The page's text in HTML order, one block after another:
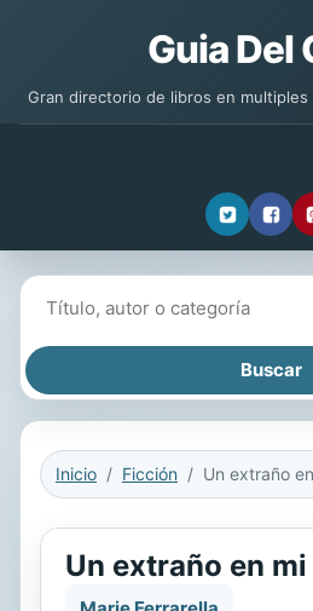
Guia Del
Gran directorio de libros en multiples
Inicio Ficción Un extraño
Un extraño en